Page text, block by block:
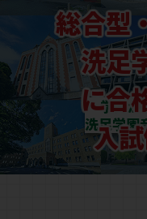
学力が
洗足学園
総合型
洗足
に合
入